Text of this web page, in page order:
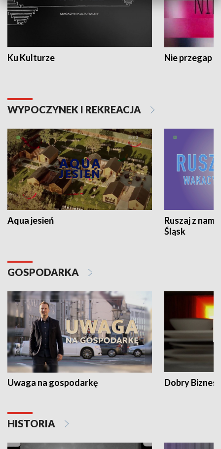
Ku Kulturze Nie przegap
WYPOCZYNEK I REKREACJA
Aqua jesień
Ruszaj z
Śląsk
GOSPODARKA
Uwaga na gospodarkę Dobry Biznes
HISTORIA